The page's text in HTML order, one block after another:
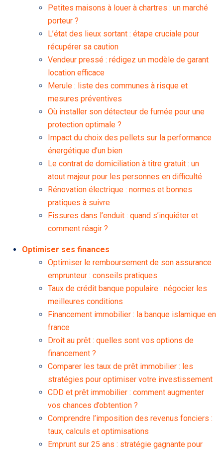
Petites maisons à louer à chartres : un marché
porteur ?
L’état des lieux sortant : étape cruciale pour
récupérer sa caution
Vendeur pressé : rédigez un modèle de garant
location efficace
Merule : liste des communes à risque et
mesures préventives
Où installer son détecteur de fumée pour une
protection optimale ?
Impact du choix des pellets sur la performance
énergétique d’un bien
Le contrat de domiciliation à titre gratuit : un
atout majeur pour les personnes en difficulté
Rénovation électrique : normes et bonnes
pratiques à suivre
Fissures dans l’enduit : quand s’inquiéter et
comment réagir ?
Optimiser ses finances
Optimiser le remboursement de son assurance
emprunteur : conseils pratiques
Taux de crédit banque populaire : négocier les
meilleures conditions
Financement immobilier : la banque islamique en
france
Droit au prêt : quelles sont vos options de
financement ?
Comparer les taux de prêt immobilier : les
stratégies pour optimiser votre investissement
CDD et prêt immobilier : comment augmenter
vos chances d’obtention ?
Comprendre l’imposition des revenus fonciers :
taux, calculs et optimisations
Emprunt sur 25 ans : stratégie gagnante pour